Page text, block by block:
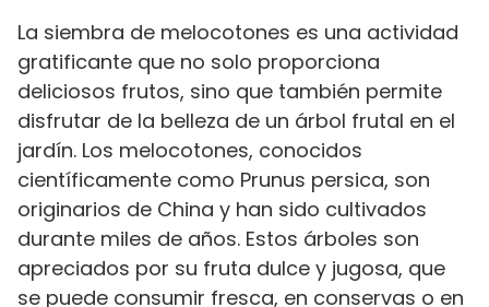
La siembra de melocotones es una actividad
gratificante que no solo proporciona
deliciosos frutos, sino que también permite
disfrutar de la belleza de un árbol frutal en el
jardín. Los melocotones, conocidos
científicamente como Prunus persica, son
originarios de China y han sido cultivados
durante miles de años. Estos árboles son
apreciados por su fruta dulce y jugosa, que
se puede consumir fresca, en conservas o en